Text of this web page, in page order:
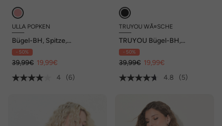
ULLA POPKEN
Bügel-BH, Spitze,
Softschalen, Cup B - E
- 50%
39,99€ 19,99€
4
(6)
TRUYOU WÃ¤SCHE
TRUYOU Bügel-BH,
Stickerei, Cup C - F
- 50%
39,99€ 19,99€
4.8
(5)